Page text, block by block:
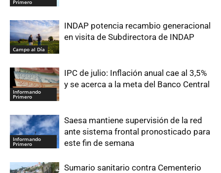
Primero
Campo al Día
INDAP potencia recambio generacional
en visita de Subdirectora de INDAP
Informando
Primero
IPC de julio: Inflación anual cae al 3,5%
y se acerca a la meta del Banco Central
Informando
Primero
Saesa mantiene supervisión de la red
ante sistema frontal pronosticado para
este fin de semana
Sumario sanitario contra Cementerio